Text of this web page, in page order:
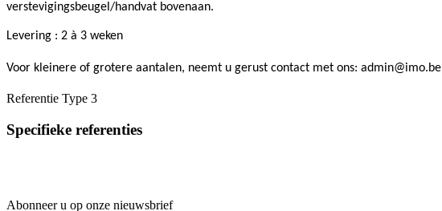
verstevigingsbeugel/handvat bovenaan.
Levering : 2 à 3 weken
Voor kleinere of grotere aantalen, neemt u gerust contact met ons: admin@imo.be
Referentie Type 3
Specifieke referenties
Abonneer u op onze nieuwsbrief